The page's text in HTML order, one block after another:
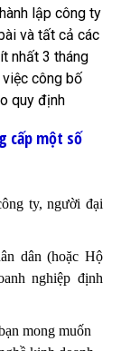
lập công ty
và tất cả các
nhất 3 tháng
công bố
quy định
cấp một số
ty, người đại
dân (hoặc Hộ
nghiệp định
mong muốn